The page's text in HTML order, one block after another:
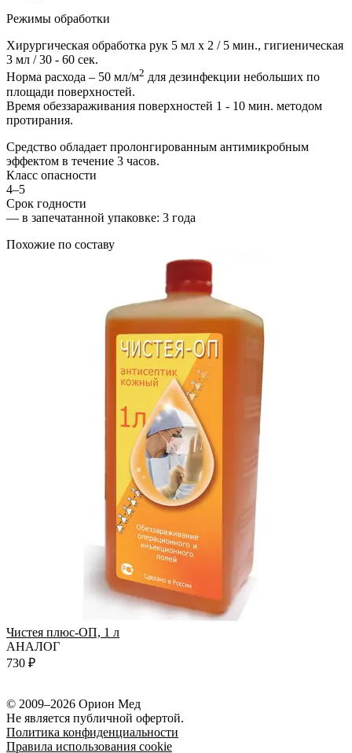
Режимы обработки
Хирургическая обработка рук 5 мл х 2 / 5 мин., гигиеническая
3 мл / 30 - 60 сек.
Норма расхода – 50 мл/м2 для дезинфекции небольших по
площади поверхностей.
Время обеззараживания поверхностей 1 - 10 мин. методом
протирания.
Средство обладает пролонгированным антимикробным
эффектом в течение 3 часов.
Класс опасности
4–5
Срок годности
— в запечатанной упаковке: 3 года
Похожие по составу
Чистея плюс-ОП, 1 л
АНАЛОГ
730 ₽
© 2009–2026 Орион Мед
Не является публичной офертой.
Политика конфиденциальности
Правила использования cookie